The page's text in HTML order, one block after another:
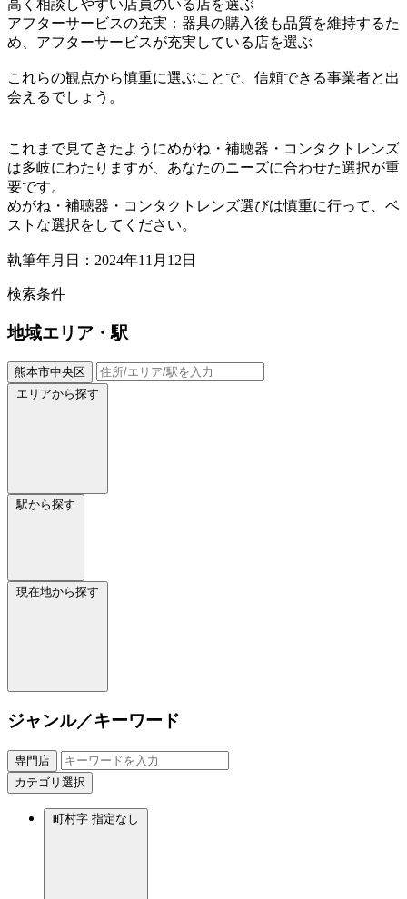
高く相談しやすい店員のいる店を選ぶ
アフターサービスの充実：器具の購入後も品質を維持するた
め、アフターサービスが充実している店を選ぶ
これらの観点から慎重に選ぶことで、信頼できる事業者と出
会えるでしょう。
これまで見てきたようにめがね・補聴器・コンタクトレンズ
は多岐にわたりますが、あなたのニーズに合わせた選択が重
要です。
めがね・補聴器・コンタクトレンズ選びは慎重に行って、ベ
ストな選択をしてください。
執筆年月日：2024年11月12日
検索条件
地域エリア・駅
熊本市中央区
エリアから探す
駅から探す
現在地から探す
ジャンル／キーワード
専門店
カテゴリ選択
町村字 指定なし